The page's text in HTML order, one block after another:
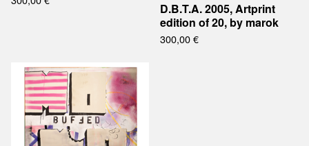
D.B.T.A. 2005, Artprint
edition of 20, by marok
300,00€